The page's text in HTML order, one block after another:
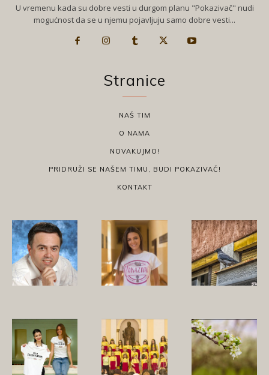
U vremenu kada su dobre vesti u durgom planu "Pokazivač" nudi
mogućnost da se u njemu pojavljuju samo dobre vesti...
Stranice
NAŠ TIM
O NAMA
NOVAKUJMO!
PRIDRUŽI SE NAŠEM TIMU, BUDI POKAZIVAČ!
KONTAKT